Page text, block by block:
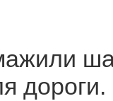
дороги.